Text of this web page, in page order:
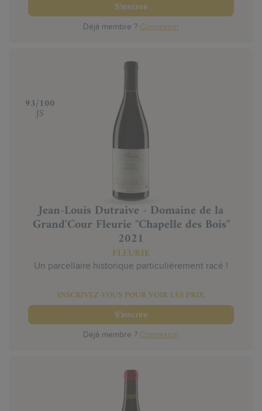
S'inscrire
Déjà membre ? Connexion
‍93/100
JS
Jean-Louis Dutraive - Domaine de la
Grand'Cour Fleurie "Chapelle des Bois"
2021
FLEURIE
Un parcellaire historique particulièrement racé !
INSCRIVEZ-VOUS POUR VOIR LES PRIX
S'inscrire
Déjà membre ? Connexion